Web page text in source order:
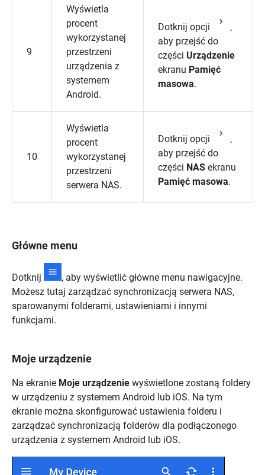
9
Wyświetla
procent
wykorzystanej
przestrzeni
urządzenia z
systemem
Android.
Dotknij opcji
,
aby przejść do
części Urządzenie
ekranu Pamięć
masowa.
10
Wyświetla
procent
wykorzystanej
przestrzeni
serwera NAS.
Dotknij opcji
,
aby przejść do
części NAS ekranu
Pamięć masowa.
Główne menu
Dotknij
, aby wyświetlić główne menu nawigacyjne.
Możesz tutaj zarządzać synchronizacją serwera NAS,
sparowanymi folderami, ustawieniami i innymi
funkcjami.
Moje urządzenie
Na ekranie Moje urządzenie wyświetlone zostaną foldery
w urządzeniu z systemem Android lub iOS. Na tym
ekranie można skonfigurować ustawienia folderu i
zarządzać synchronizacją folderów dla podłączonego
urządzenia z systemem Android lub iOS.